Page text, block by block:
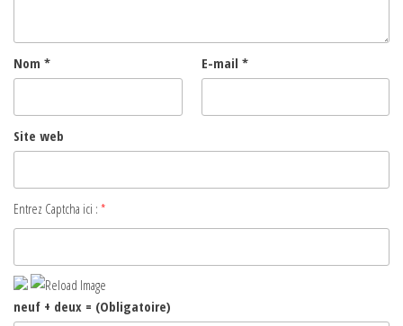
Nom * E-mail *
Site web
Entrez Captcha ici : *
neuf + deux = (Obligatoire)